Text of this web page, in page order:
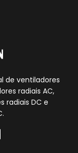
de ventiladores
radiais AC,
radiais DC e